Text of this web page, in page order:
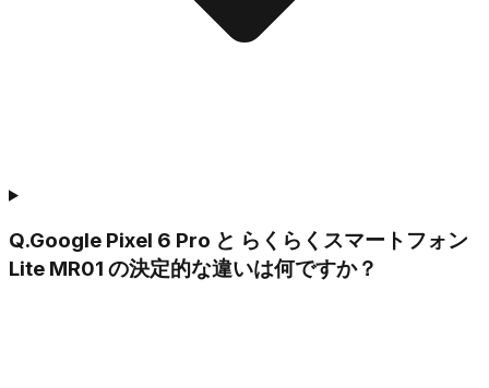
Q.Google Pixel 6 Pro と らくらくスマートフォン
Lite MR01 の決定的な違いは何ですか？